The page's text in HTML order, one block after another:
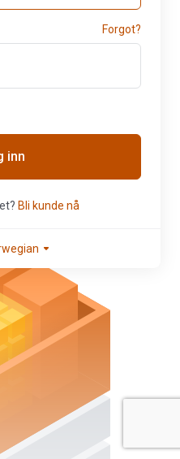
Forgot?
inn
Bli kunde nå